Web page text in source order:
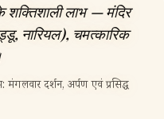
शक्तिशाली लाभ — मंदिर
नारियल), चमत्कारिक
दर्शन, अर्पण एवं प्रसिद्ध